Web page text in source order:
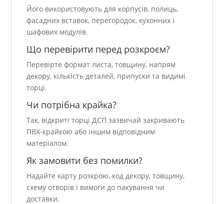
Його використовують для корпусів, полиць,
фасадних вставок, перегородок, кухонних і
шафових модулів.
Що перевірити перед розкроєм?
Перевірте формат листа, товщину, напрям
декору, кількість деталей, припуски та видимі
торці.
Чи потрібна крайка?
Так, відкриті торці ДСП зазвичай закривають
ПВХ-крайкою або іншим відповідним
матеріалом.
Як замовити без помилки?
Надайте карту розкрою, код декору, товщину,
схему отворів і вимоги до пакування чи
доставки.